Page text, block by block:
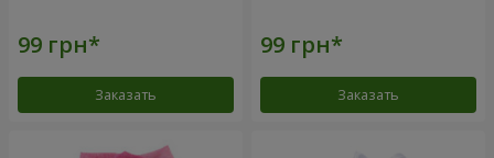
Заказать Заказать